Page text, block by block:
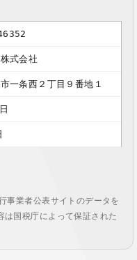
式会社
一条西２丁目９番地１
事業者公表サイトのデータを
は国税庁によって保証された